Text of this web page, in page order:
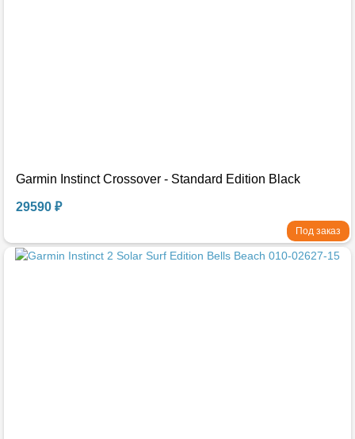
Garmin Instinct Crossover - Standard Edition Black
Под заказ
29590 ₽